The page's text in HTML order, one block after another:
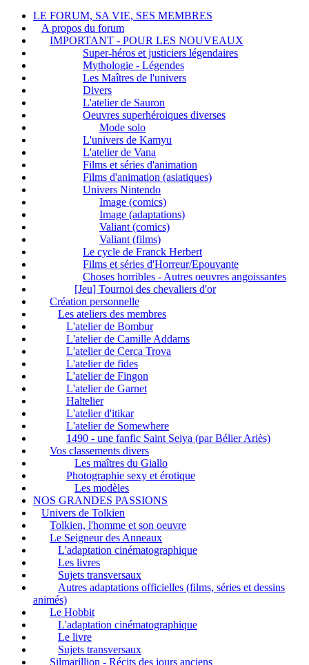
LE FORUM, SA VIE, SES MEMBRES
A propos du forum
IMPORTANT - POUR LES NOUVEAUX
Super-héros et justiciers légendaires
Mythologie - Légendes
Les Maîtres de l'univers
Divers
L'atelier de Sauron
Oeuvres superhéroiques diverses
Mode solo
L'univers de Kamyu
L'atelier de Vana
Films et séries d'animation
Films d'animation (asiatiques)
Univers Nintendo
Image (comics)
Image (adaptations)
Valiant (comics)
Valiant (films)
Le cycle de Franck Herbert
Films et séries d'Horreur/Epouvante
Choses horribles - Autres oeuvres angoissantes
[Jeu] Tournoi des chevaliers d'or
Création personnelle
Les ateliers des membres
L'atelier de Bombur
L'atelier de Camille Addams
L'atelier de Cerca Trova
L'atelier de fides
L'atelier de Fingon
L'atelier de Garnet
Haltelier
L'atelier d'itikar
L'atelier de Somewhere
1490 - une fanfic Saint Seiya (par Bélier Ariès)
Vos classements divers
Les maîtres du Giallo
Photographie sexy et érotique
Les modèles
NOS GRANDES PASSIONS
Univers de Tolkien
Tolkien, l'homme et son oeuvre
Le Seigneur des Anneaux
L'adaptation cinématographique
Les livres
Sujets transversaux
Autres adaptations officielles (films, séries et dessins
animés)
Le Hobbit
L'adaptation cinématographique
Le livre
Sujets transversaux
Silmarillion - Récits des jours anciens